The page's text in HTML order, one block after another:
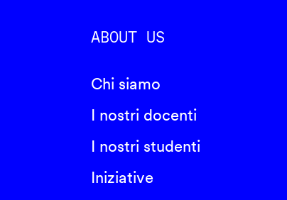
ABOUT US
Chi siamo
I nostri docenti
I nostri studenti
Iniziative